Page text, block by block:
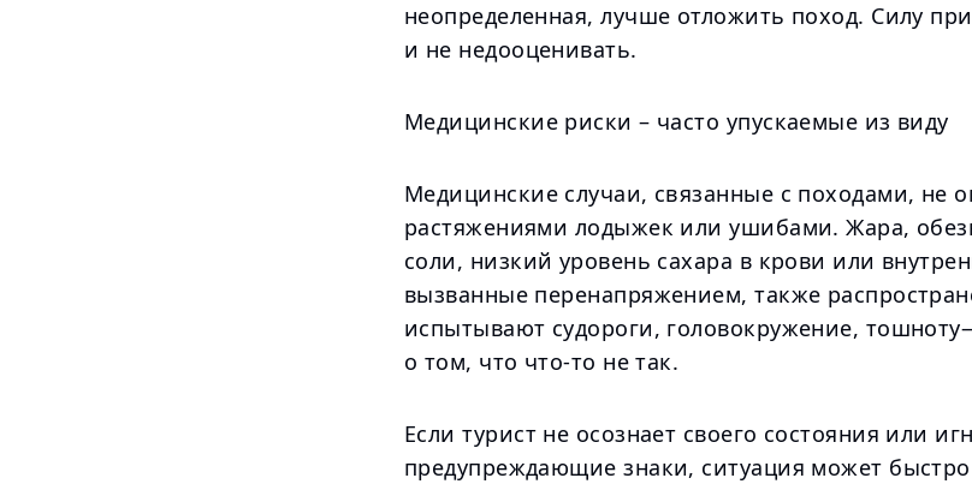
неопределенная, лучше отложить поход. Силу
и не недооценивать.
Медицинские риски – часто упускаемые из виду
Медицинские случаи, связанные с походами, не
растяжениями лодыжек или ушибами. Жара,
соли, низкий уровень сахара в крови или
вызванные перенапряжением, также
испытывают судороги, головокружение,
о том, что что-то не так.
Если турист не осознает своего состояния или
предупреждающие знаки, ситуация может быстро